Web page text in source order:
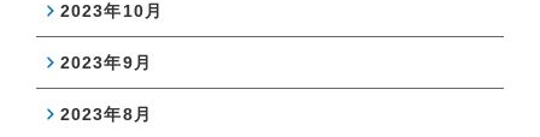
2023年10月
2023年9月
2023年8月